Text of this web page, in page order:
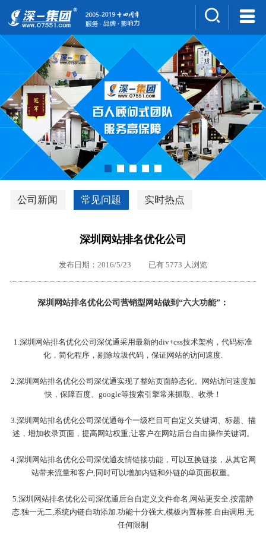
集团介绍
人才招聘
案例展示
新闻中心
深一风采
联系我们
深优通系统V3.0
深一集团优势
外地客户专栏
公司新闻 常见问题 实时热点
深圳网站排名优化公司
发布日期：2016/5/23 已有 5773 人浏览
深圳网站排名优化公司营销型网站做到 “六大功能” ：
1.深圳网站排名优化公司 深优通采用最新的div+css技术架构，代码标准
化，简化程序，剔除垃圾代码，保证网站的访问速度
2.深圳网站排名优化公司 深优通实现了整站页面静态化。网站访问速度加
快，保障百度、 google等搜索引擎常来抓取、收录！
3.深圳网站排名优化公司 深优通每个一级栏目可自定义关键词、标题、描
述，增加收录页面，提高网站权重;让客户在网站后台自由操作关键词。
4.深圳网站排名优化公司 深优通友情链接功能，可以互换链接，从其它网
站带来流量和客户; 同时可以增加内链和外链的单页面权重。
5.深圳网站排名优化公司 深优通后台自定义文件命名 网站更安全 按需静
态 独一无二 系统内链自动添加 功能十分强大 模板内置标签 自由调用 无
任何限制